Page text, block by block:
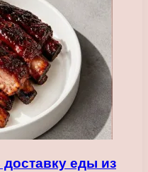
доставку еды из